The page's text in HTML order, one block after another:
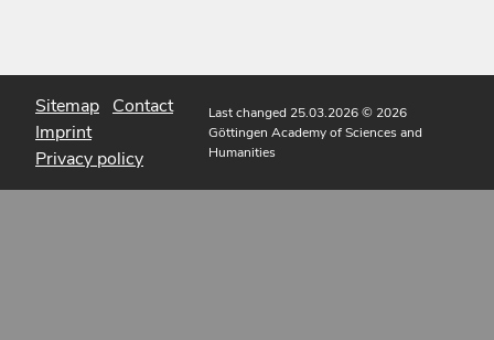
Sitemap Contact
Imprint
Privacy policy
Last changed 25.03.2026© 2026
Göttingen Academy of Sciences and
Humanities